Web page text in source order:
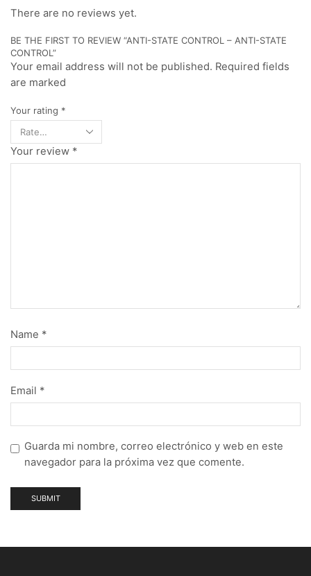
There are no reviews yet.
BE THE FIRST TO REVIEW “ANTI-STATE CONTROL – ANTI-STATE
CONTROL”
Your email address will not be published. Required fields
are marked
Your rating *
Your review *
Name *
Email *
Guarda mi nombre, correo electrónico y web en este
navegador para la próxima vez que comente.